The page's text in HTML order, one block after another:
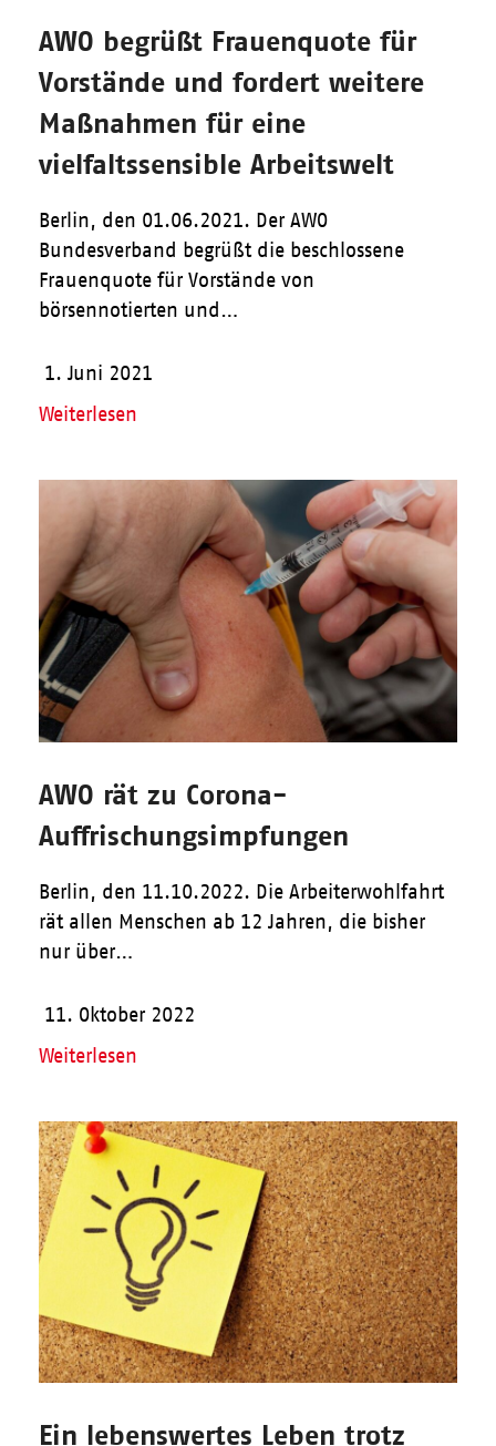
AWO begrüßt Frauenquote für
Vorstände und fordert weitere
Maßnahmen für eine
vielfaltssensible Arbeitswelt
Berlin, den 01.06.2021. Der AWO
Bundesverband begrüßt die beschlossene
Frauenquote für Vorstände von
börsennotierten und…
1. Juni 2021
Weiterlesen
AWO rät zu Corona-
Auffrischungsimpfungen
Berlin, den 11.10.2022. Die Arbeiterwohlfahrt
rät allen Menschen ab 12 Jahren, die bisher
nur über…
11. Oktober 2022
Weiterlesen
Ein lebenswertes Leben trotz